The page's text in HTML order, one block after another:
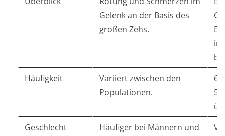
Gelenk an der Basis des
großen Zehs.
in
Häufigkeit
Variiert zwischen den
Populationen.
Geschlecht
Häufiger bei Männern und